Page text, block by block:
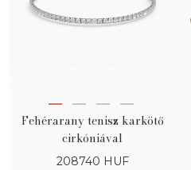
Fehérarany tenisz karkötő
cirkóniával
208740 HUF